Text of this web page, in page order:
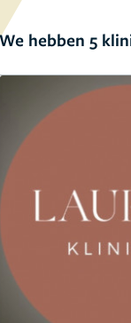
We hebben 5